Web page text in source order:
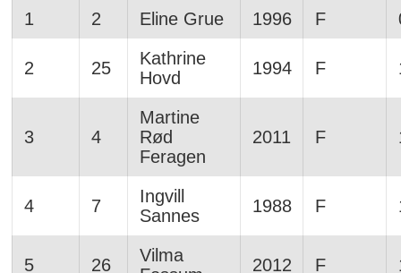
1 2 Eline Grue 1996 F
2 25
Kathrine
Hovd
1994 F
3 4
Martine
Rød
Feragen
2011 F
4 7
Ingvill
Sannes
1988 F
5 26
Vilma
2012 F